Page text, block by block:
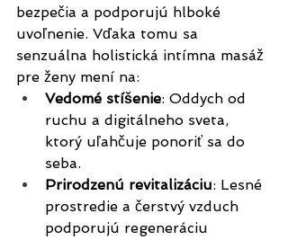
bezpečia a podporujú hlboké
uvoľnenie. Vďaka tomu sa
senzuálna holistická intímna masáž
pre ženy mení na:
Vedomé stíšenie: Oddych od
ruchu a digitálneho sveta,
ktorý uľahčuje ponoriť sa do
seba.
Prirodzenú revitalizáciu: Lesné
prostredie a čerstvý vzduch
podporujú regeneráciu